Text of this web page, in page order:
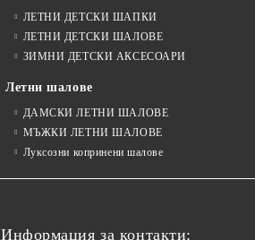
ЛЕТНИ ДЕТСКИ ШАПКИ
ЛЕТНИ ДЕТСКИ ШАЛОВЕ
ЗИМНИ ДЕТСКИ АКСЕСОАРИ
Летни шалове
ДАМСКИ ЛЕТНИ ШАЛОВЕ
МЪЖКИ ЛЕТНИ ШАЛОВЕ
Луксозни копринени шалове
Информация за контакти: